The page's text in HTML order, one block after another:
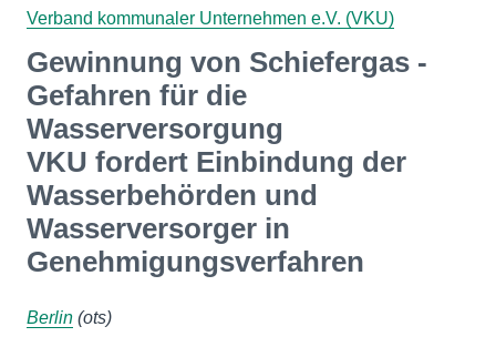
Verband kommunaler Unternehmen e.V. (VKU)
Gewinnung von Schiefergas -
Gefahren für die
Wasserversorgung
VKU fordert Einbindung der
Wasserbehörden und
Wasserversorger in
Genehmigungsverfahren
Berlin (ots)